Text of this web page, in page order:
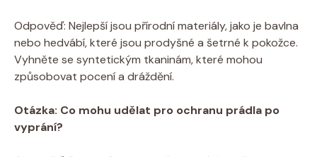
Odpověď: Nejlepší jsou přírodní materiály, jako je bavlna ​
nebo‌ hedvábí, ​které jsou ​prodyšné a šetrné k⁣ pokožce.
Vyhněte se syntetickým ‍tkaninám, které mohou
způsobovat pocení a dráždění.
Otázka: ⁣Co mohu udělat pro‌ ochranu ⁢prádla po
⁢vyprání?